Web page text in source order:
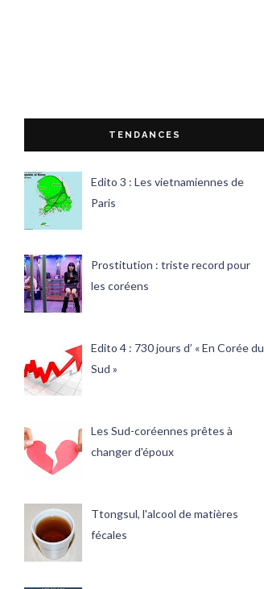
TENDANCES
Edito 3 : Les vietnamiennes de
Paris
Prostitution : triste record pour
les coréens
Edito 4 : 730 jours d’ « En Corée du
Sud »
Les Sud-coréennes prêtes à
changer d'époux
Ttongsul, l'alcool de matières
fécales